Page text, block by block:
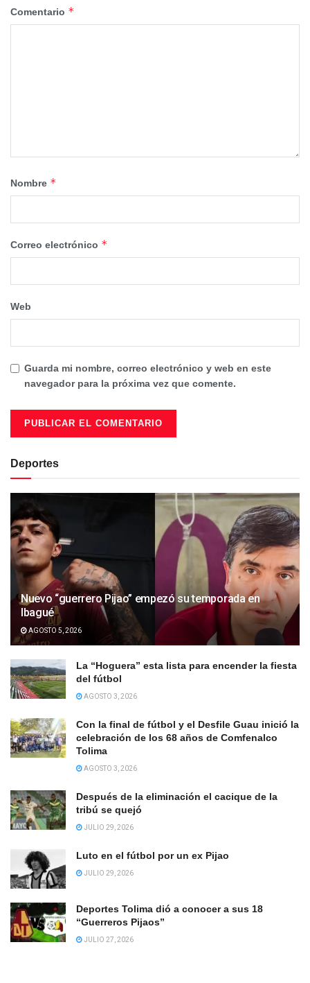
Comentario *
Nombre *
Correo electrónico *
Web
Guarda mi nombre, correo electrónico y web en este
navegador para la próxima vez que comente.
Deportes
Nuevo “guerrero Pijao” empezó su temporada en
Ibagué
AGOSTO 5, 2026
La “Hoguera” esta lista para encender la fiesta
del fútbol
AGOSTO 3, 2026
Con la final de fútbol y el Desfile Guau inició la
celebración de los 68 años de Comfenalco
Tolima
AGOSTO 3, 2026
Después de la eliminación el cacique de la
tribú se quejó
JULIO 29, 2026
Luto en el fútbol por un ex Pijao
JULIO 29, 2026
Deportes Tolima dió a conocer a sus 18
“Guerreros Pijaos”
JULIO 27, 2026